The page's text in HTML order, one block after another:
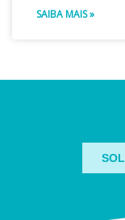
SAIBA MAIS »